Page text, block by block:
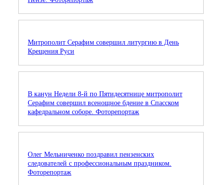
Митрополит Серафим совершил литургию в День
Крещения Руси
В канун Недели 8-й по Пятидесятнице митрополит
Серафим совершил всенощное бдение в Спасском
кафедральном соборе. Фоторепортаж
Олег Мельниченко поздравил пензенских
следователей с профессиональным праздником.
Фоторепортаж